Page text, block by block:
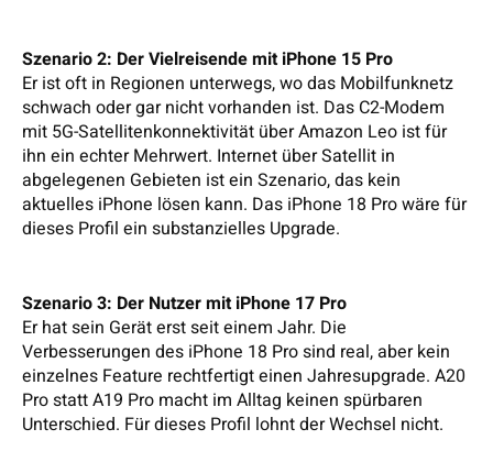
Szenario 2: Der Vielreisende mit iPhone 15 Pro
Er ist oft in Regionen unterwegs, wo das Mobilfunknetz
schwach oder gar nicht vorhanden ist. Das C2-Modem
mit 5G-Satellitenkonnektivität über Amazon Leo ist für
ihn ein echter Mehrwert. Internet über Satellit in
abgelegenen Gebieten ist ein Szenario, das kein
aktuelles iPhone lösen kann. Das iPhone 18 Pro wäre für
dieses Profil ein substanzielles Upgrade.
Szenario 3: Der Nutzer mit iPhone 17 Pro
Er hat sein Gerät erst seit einem Jahr. Die
Verbesserungen des iPhone 18 Pro sind real, aber kein
einzelnes Feature rechtfertigt einen Jahresupgrade. A20
Pro statt A19 Pro macht im Alltag keinen spürbaren
Unterschied. Für dieses Profil lohnt der Wechsel nicht.